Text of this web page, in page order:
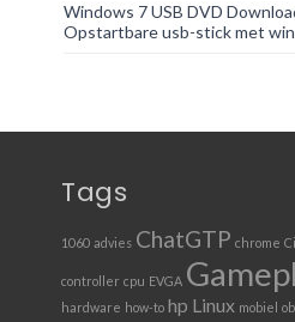
Windows 7 USB DVD
Opstartbare usb-stick met
Tags
1060 advies ChatGTP chrome
controller cpu EVGA
hardware how-to hp Linux mobiel